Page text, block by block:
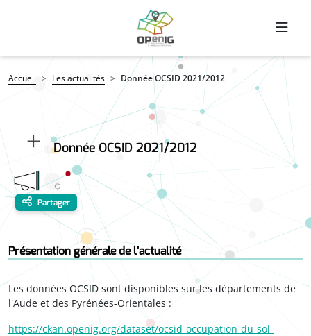
Fil d'Ariane
Accueil Les actualités Donnée OCSID 2021/2012
Donnée OCSID 2021/2012
Partager
Présentation générale de l'actualité
Les données OCSID sont disponibles sur les départements de
l'Aude et des Pyrénées-Orientales :
https://ckan.openig.org/dataset/ocsid-occupation-du-sol-